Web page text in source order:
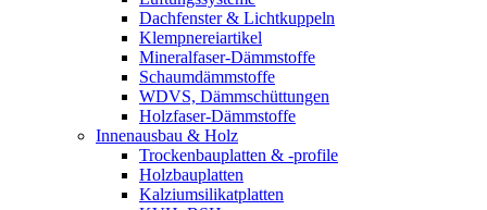
Dachfenster & Lichtkuppeln
Klempnereiartikel
Mineralfaser-Dämmstoffe
Schaumdämmstoffe
WDVS, Dämmschüttungen
Holzfaser-Dämmstoffe
Innenausbau & Holz
Trockenbauplatten & -profile
Holzbauplatten
Kalziumsilikatplatten